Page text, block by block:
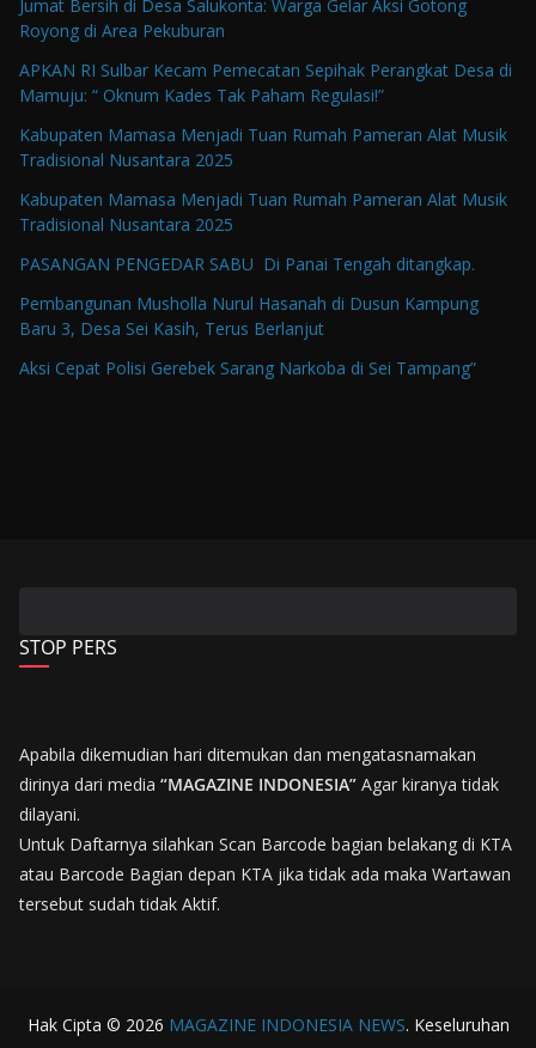
Jumat Bersih di Desa Salukonta: Warga Gelar Aksi Gotong
Royong di Area Pekuburan
APKAN RI Sulbar Kecam Pemecatan Sepihak Perangkat Desa di
Mamuju: “ Oknum Kades Tak Paham Regulasi!”
Kabupaten Mamasa Menjadi Tuan Rumah Pameran Alat Musik
Tradisional Nusantara 2025
Kabupaten Mamasa Menjadi Tuan Rumah Pameran Alat Musik
Tradisional Nusantara 2025
PASANGAN PENGEDAR SABU Di Panai Tengah ditangkap.
Pembangunan Musholla Nurul Hasanah di Dusun Kampung
Baru 3, Desa Sei Kasih, Terus Berlanjut
Aksi Cepat Polisi Gerebek Sarang Narkoba di Sei Tampang”
STOP PERS
Apabila dikemudian hari ditemukan dan mengatasnamakan
dirinya dari media “MAGAZINE INDONESIA” Agar kiranya tidak
dilayani.
Untuk Daftarnya silahkan Scan Barcode bagian belakang di KTA
atau Barcode Bagian depan KTA jika tidak ada maka Wartawan
tersebut sudah tidak Aktif.
Hak Cipta © 2026 MAGAZINE INDONESIA NEWS. Keseluruhan